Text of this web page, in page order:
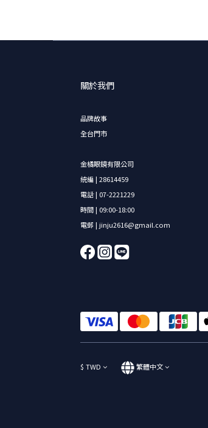
關於我們
品牌故事
全台門市
金橘眼鏡有限公司
統編 | 28614459
電話 | 07-2221229
時間 | 09:00-18:00
電郵 | jinju2616@gmail.com
$ TWD 繁體中文